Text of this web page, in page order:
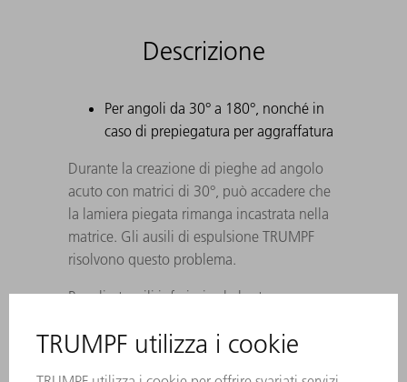
Descrizione
Per angoli da 30° a 180°, nonché in
caso di prepiegatura per aggraffatura
Durante la creazione di pieghe ad angolo
acuto con matrici di 30°, può accadere che
la lamiera piegata rimanga incastrata nella
matrice. Gli ausili di espulsione TRUMPF
risolvono questo problema.
Per gli utensili inferiori vale la stessa
a corno vengono sostituiti con sezioni da